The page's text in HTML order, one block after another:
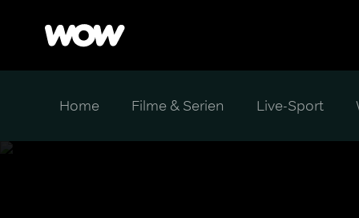
Home Filme & Serien Live-Sport